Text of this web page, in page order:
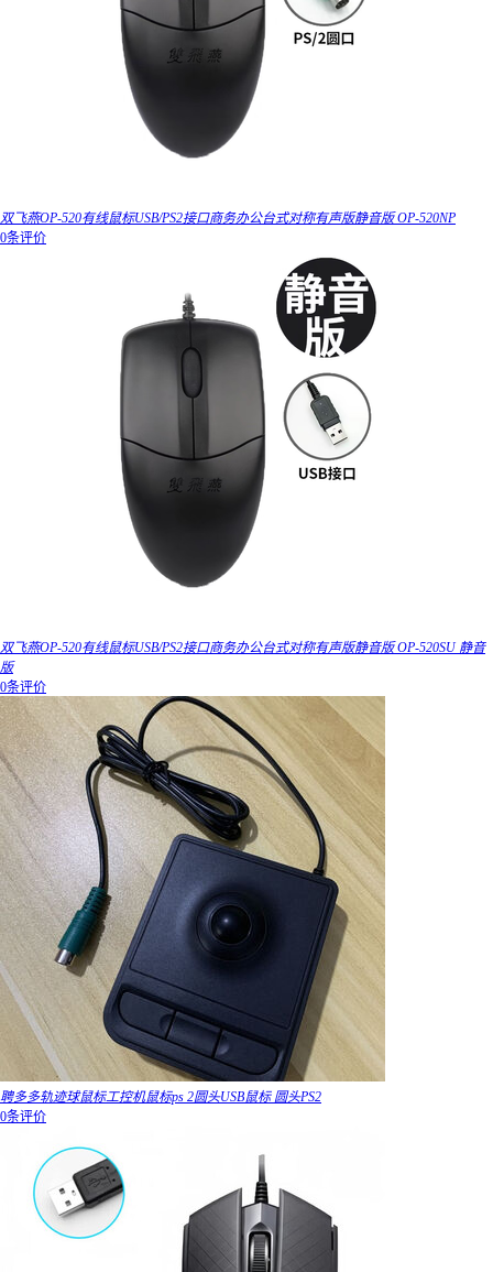
双飞燕OP-520有线鼠标USB/PS2接口商务办公台式对称有声版静音版 OP-520NP
0条评价
双飞燕OP-520有线鼠标USB/PS2接口商务办公台式对称有声版静音版 OP-520SU 静音
版
0条评价
聘多多轨迹球鼠标工控机鼠标ps 2圆头USB鼠标 圆头PS2
0条评价